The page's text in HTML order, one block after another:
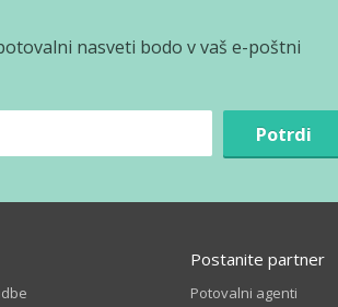
nasveti bodo v vaš e-poštni
Potrdi
Postanite partner
Potovalni agenti